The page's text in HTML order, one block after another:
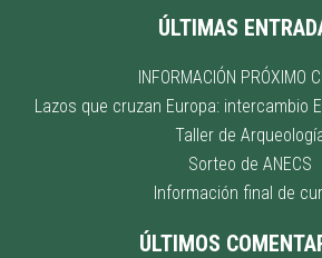
ÚLTIMAS
INFORMACIÓN PRÓXIMO
Lazos que cruzan Europa: intercambio
Taller de
Sorteo de ANECS
Información final de
ÚLTIMOS